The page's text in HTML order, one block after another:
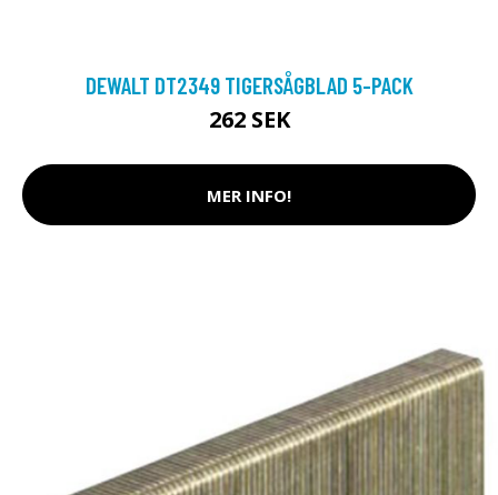
DEWALT DT2349 TIGERSÅGBLAD 5-PACK
262 SEK
MER INFO!